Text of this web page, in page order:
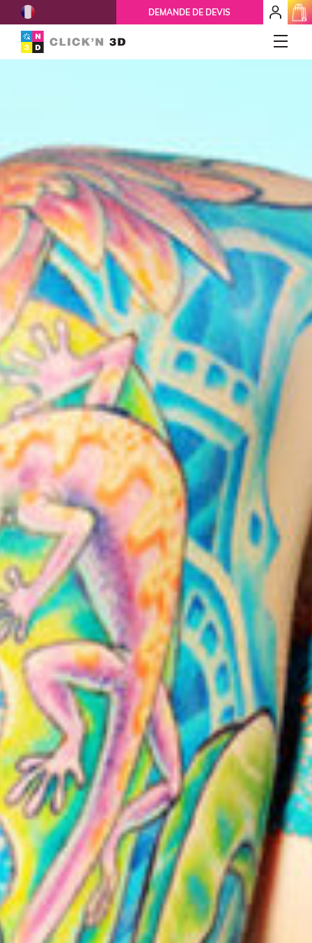
DEMANDE DE DEVIS
mon
espace
client
Accueil
Qui-sommes-nous ?
Nos services
Réparation 3D
Prototypage
Ils nous font confiance
Blog
FAQ
Contact
French